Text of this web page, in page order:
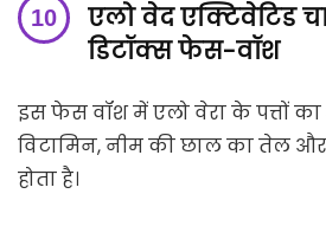
एलो वेद एक्टिवेटिड
डिटॉक्स फेस-वॉश
इस फेस वॉश में एलो वेरा के पत्तों
विटामिन, नीम की छाल का तेल
होता है।